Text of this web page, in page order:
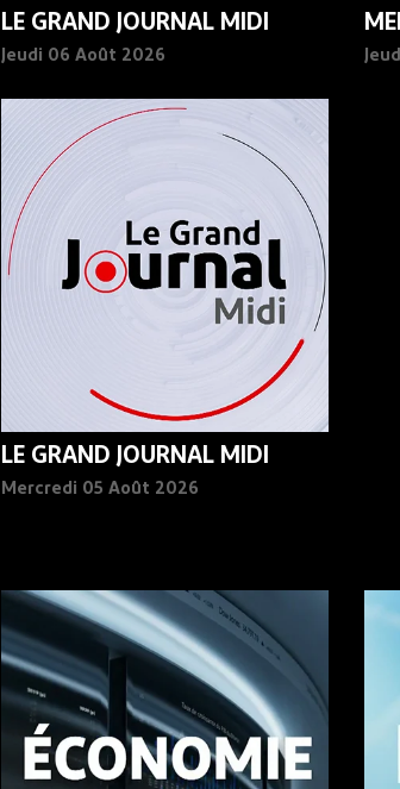
LE GRAND JOURNAL MIDI
Jeudi 06 Août 2026
LE GRAND JOURNAL MIDI
Mercredi 05 Août 2026